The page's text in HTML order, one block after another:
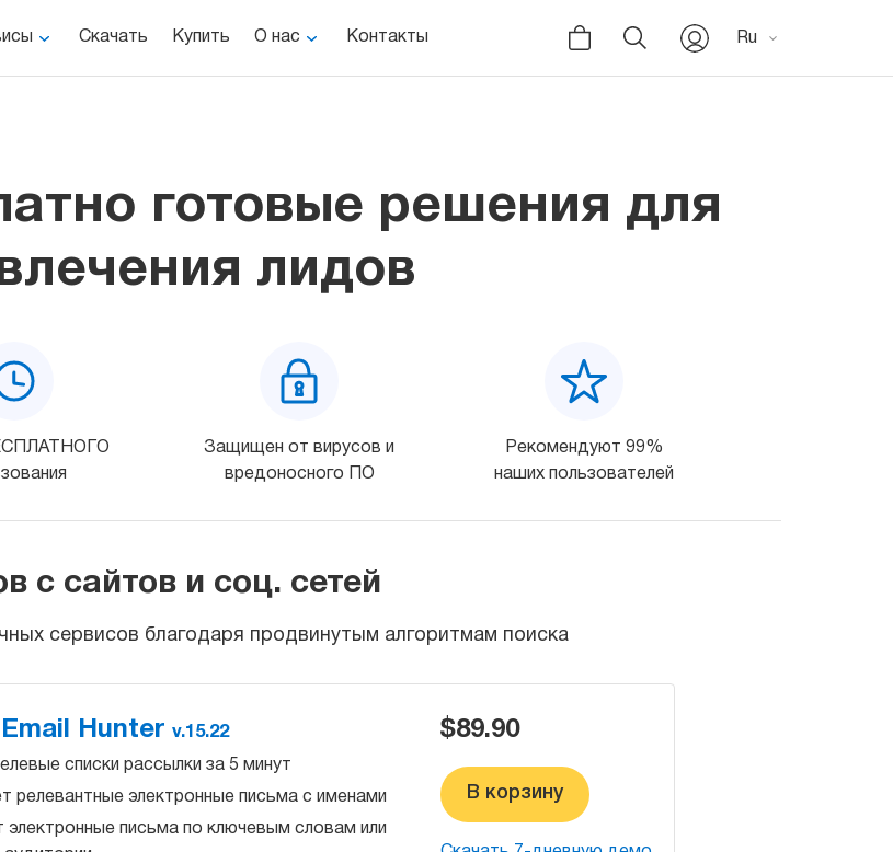
Скачать Купить О нас Контакты Ru
готовые решения для
лидов
Защищен от вирусов и
вредоносного ПО
Рекомендуют 99%
наших пользователей
с сайтов и соц. сетей
сервисов благодаря продвинутым алгоритмам поиска
Hunter v.15.22
списки рассылки за 5 минут
релевантные электронные письма с именами
электронные письма по ключевым словам или
$89.90
В корзину